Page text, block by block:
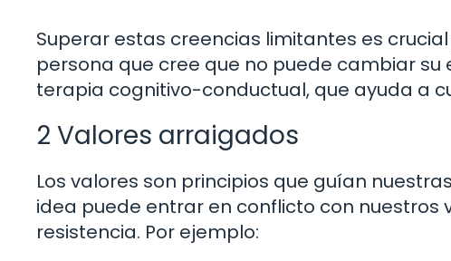
Superar estas creencias limitantes es
persona que cree que no puede cambiar
terapia cognitivo-conductual, que ayuda a
2 Valores arraigados
Los valores son principios que guían
idea puede entrar en conflicto con
resistencia. Por ejemplo: